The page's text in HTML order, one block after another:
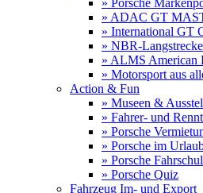
» Porsche
» ADAC GT
» International GT
» NBR-
» ALMS American
» Motorsport aus
Action & Fun
» Museen &
» Fahrer- und
» Porsche
» Porsche im
» Porsche
» Porsche Quiz
Fahrzeug Im- und Export